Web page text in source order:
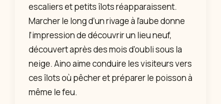
escaliers et petits îlots réapparaissent.
Marcher le long d’un rivage à l’aube donne
l’impression de découvrir un lieu neuf,
découvert après des mois d’oubli sous la
neige. Aino aime conduire les visiteurs vers
ces îlots où pêcher et préparer le poisson à
même le feu.